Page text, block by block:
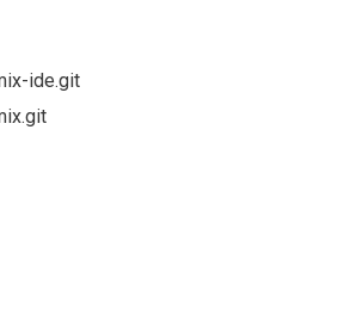
ide.git